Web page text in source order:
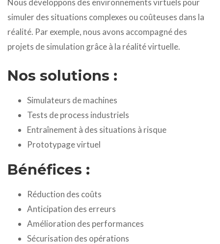
simuler des situations complexes ou coûteuses dans la
réalité. Par exemple, nous avons accompagné des
projets de simulation grâce à la réalité virtuelle.
Nos solutions :
Simulateurs de machines
Tests de process industriels
Entraînement à des situations à risque
Prototypage virtuel
Bénéfices :
Réduction des coûts
Anticipation des erreurs
Amélioration des performances
Sécurisation des opérations